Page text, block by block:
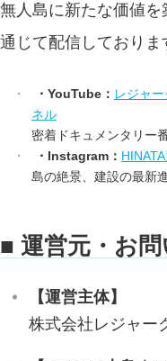
無人島に新たな価値
通じて配信しておりま
・YouTube： レジャ
ネル
密着ドキュメンタリー
・Instagram：
島の絶景、建設の最新
■ 運営元・お
【運営主体】
株式会社レジャー